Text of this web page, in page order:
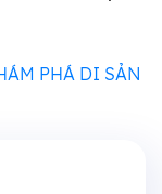
PHÁ DI SẢN